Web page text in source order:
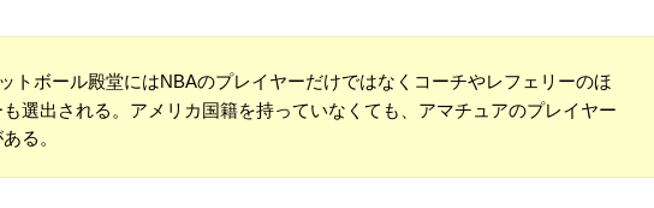
トボール殿堂にはNBAのプレイヤーだけではなくコーチやレフェリーのほ
選出される。アメリカ国籍を持っていなくても、アマチュアのプレイヤー
る。